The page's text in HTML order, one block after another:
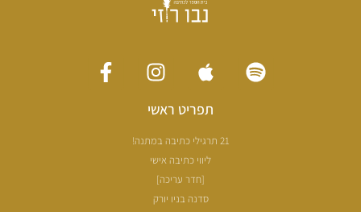
תפריט ראשי
21 תרגילי כתיבה במתנה!
ליווי כתיבה אישי
[חדר עריכה]
סדנה בניו יורק